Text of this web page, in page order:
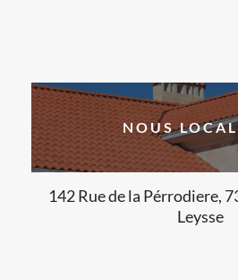
NOUS
142 Rue de la Pérrodiere,
Leysse